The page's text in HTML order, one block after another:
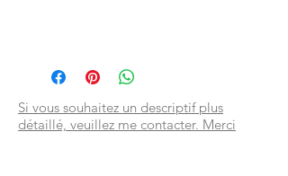
Si vous souhaitez un descriptif plus
détaillé, veuillez me contacter. Merci